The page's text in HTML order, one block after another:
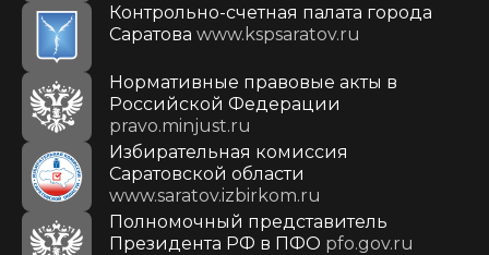
Контрольно-счетная палата города
Саратова www.kspsaratov.ru
Нормативные правовые акты в
Российской Федерации
pravo.minjust.ru
Избирательная комиссия
Саратовской области
www.saratov.izbirkom.ru
Полномочный представитель
Президента РФ в ПФО pfo.gov.ru